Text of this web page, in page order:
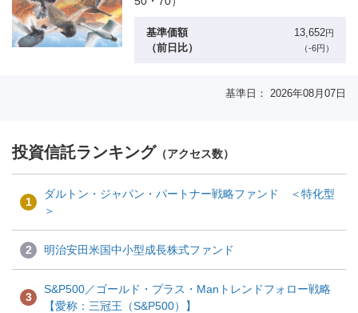
基準価額
（前日比）
13,652円
（-6円）
基準日： 2026年08月07日
投資信託ランキング （アクセス数）
1
ダルトン・ジャパン・パートナー戦略ファンド ＜特化型
＞
2 明治安田米国中小型成長株式ファンド
3
S&P500／ゴールド・プラス・Manトレンドフォロー戦略
【愛称：三冠王（S&P500）】